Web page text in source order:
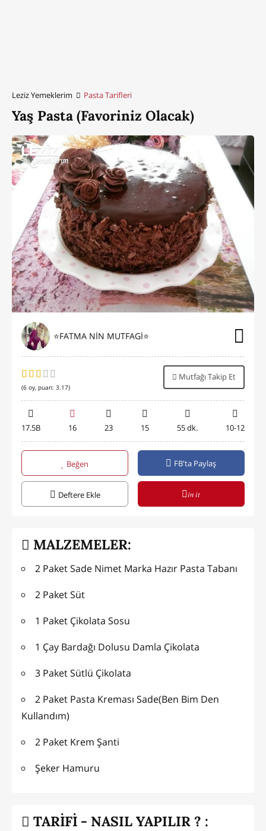
Leziz Yemeklerim Pasta Tarifleri
Yaş Pasta (Favoriniz Olacak)
⭐FATMA NİN MUTFAGİ⭐
(6 oy, puan: 3.17)
Mutfağı Takip Et
17.5B 16 23 15 55 dk. 10-12
Beğen FB'ta Paylaş
Deftere Ekle in it
MALZEMELER:
2 Paket Sade Nimet Marka Hazır Pasta Tabanı
2 Paket Süt
1 Paket Çikolata Sosu
1 Çay Bardağı Dolusu Damla Çikolata
3 Paket Sütlü Çikolata
2 Paket Pasta Kreması Sade(Ben Bim Den
Kullandım)
2 Paket Krem Şanti
Şeker Hamuru
TARİFİ - NASIL YAPILIR ? :